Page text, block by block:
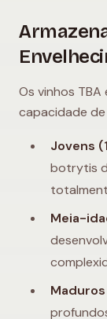
Os vinhos
capacidade
Jovens
botrytis
Meia-